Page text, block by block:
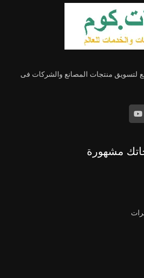
لتسويق منتجات المصانع والشركات فى
مشهورة